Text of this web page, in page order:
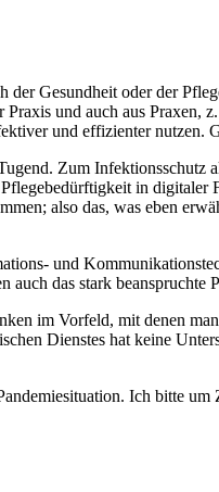
Gesundheit oder der
und auch aus Praxen,
und effizienter nutzen.
Zum Infektionsschutz
in
also das, was eben
und
das stark beanspruchte
im Vorfeld, mit denen
Dienstes hat keine
Ich bitte